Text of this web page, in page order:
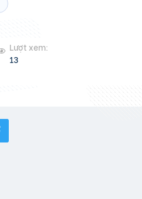
Lượt xem:
13